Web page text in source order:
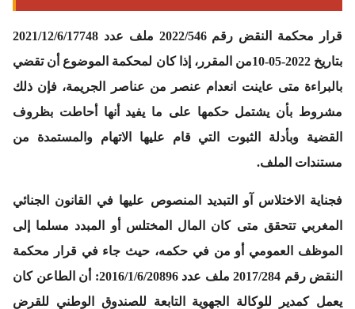
قرار محكمة النقض رقم 2022/546 ملف عدد
2021/12/6/17748
بتاريخ2022-05-
10من المقرر، إذا كان لمحكمة الموضوع أن تقضي
بالبراءة متى عاينت انعدام عنصر من عناصر الجريمة، فإن ذلك
مشروط بأن يشتمل حكمها على ما يفيد أنها أحاطت بظروف
القضية وبأدلة الثبوت التي قام عليها الاتهام والمستمدة من
مستندات الملف.
فجناية الاختلاس آو التبديد المنصوص عليها في القانون الجنائي
المغربي تتحقق متى كان المال المختلس أو المبدد مسلما إلى
الموظف العمومي أو من في حكمه، حيث جاء فيقرار محكمة
النقض رقم 2017/284 ملف عدد2016/1/6/20896
: أن الطاعن كان
يعمل كمدير للوكالة الجهوية التابعة للصندوق الوطني للقرض